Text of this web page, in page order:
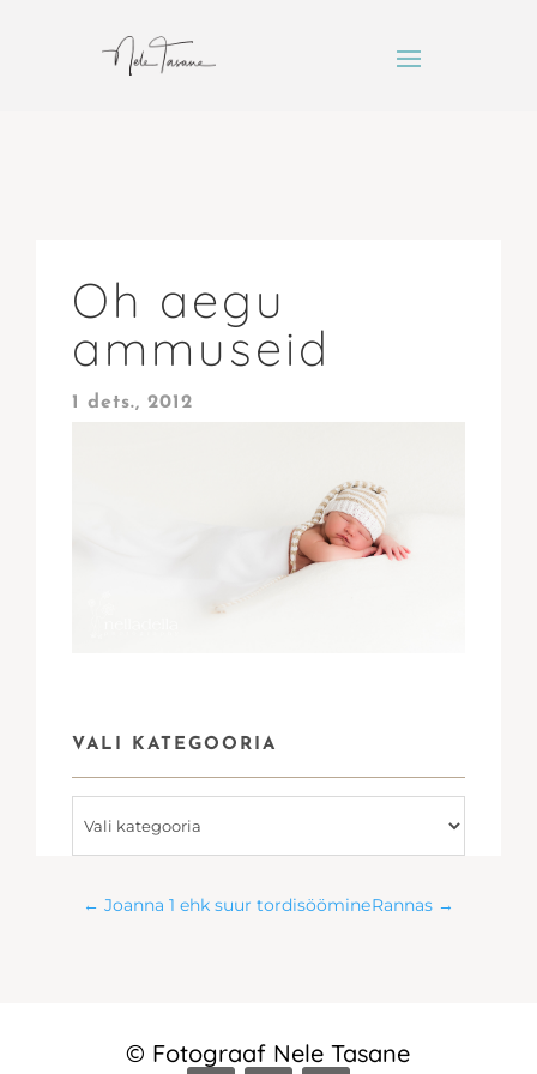
Oh aegu
ammuseid
1 dets., 2012
VALI KATEGOORIA
kategooria
← Joanna 1 ehk suur tordisöömineRannas →
© Fotograaf Nele Tasane